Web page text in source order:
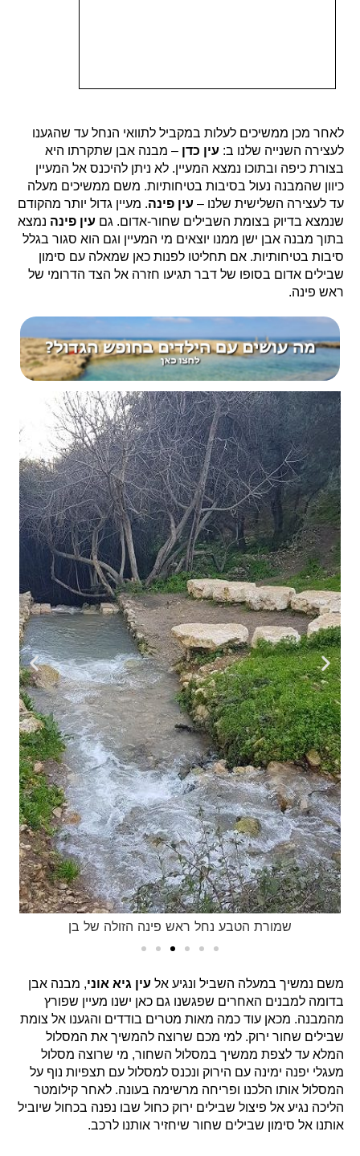
לאחר מכן ממשיכים לעלות במקביל לתוואי הנחל עד שהגענו
לעצירה השנייה שלנו ב: עין כדן – מבנה אבן שתקרתו היא
בצורת כיפה ובתוכו נמצא המעיין. לא ניתן להיכנס אל המעיין
כיוון שהמבנה נעול בסיבות בטיחותיות. משם ממשיכים מעלה
עד לעצירה השלישית שלנו – עין פינה. מעיין גדול יותר מהקודם
שנמצא בדיוק בצומת השבילים שחור-אדום. גם עין פינה נמצא
בתוך מבנה אבן ישן ממנו יוצאים מי המעיין וגם הוא סגור בגלל
סיבות בטיחותיות. אם תחליטו לפנות כאן שמאלה עם סימון
שבילים אדום בסופו של דבר תגיעו חזרה אל הצד הדרומי של
ראש פינה.
שמורת הטבע נחל ראש פינה הזולה של בן
משם נמשיך במעלה השביל ונגיע אל עין גיא אוני, מבנה אבן
בדומה למבנים האחרים שפגשנו גם כאן ישנו מעיין שפורץ
מהמבנה. מכאן עוד כמה מאות מטרים בודדים והגענו אל צומת
שבילים שחור ירוק. למי מכם שרוצה להמשיך את המסלול
המלא עד לצפת ממשיך במסלול השחור, מי שרוצה מסלול
מעגלי יפנה ימינה עם הירוק ונכנס למסלול עם תצפיות נוף על
המסלול אותו הלכנו ופריחה מרשימה בעונה. לאחר קילומטר
הליכה נגיע אל פיצול שבילים ירוק כחול שבו נפנה בכחול שיוביל
אותנו אל סימון שבילים שחור שיחזיר אותנו לרכב.